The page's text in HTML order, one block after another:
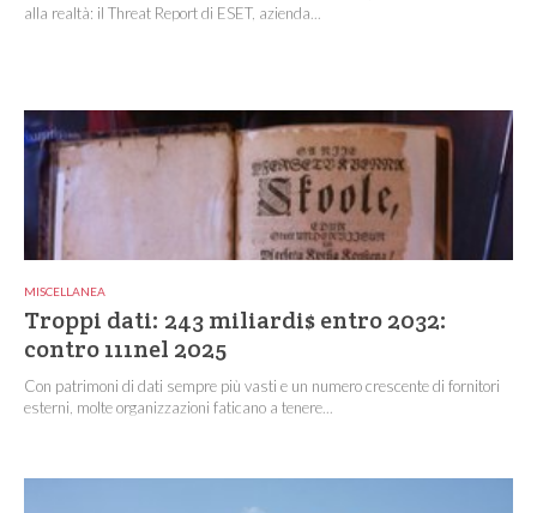
alla realtà: il Threat Report di ESET, azienda...
MISCELLANEA
Troppi dati: 243 miliardi$ entro 2032:
contro 111nel 2025
Con patrimoni di dati sempre più vasti e un numero crescente di fornitori
esterni, molte organizzazioni faticano a tenere...